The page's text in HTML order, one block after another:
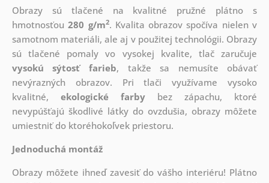
Obrazy sú tlačené na kvalitné pružné plátno s
hmotnosťou280 g/m2. Kvalita obrazov spočíva nielen v
samotnom materiáli, ale aj v použitej technológii. Obrazy
sú tlačené pomaly vo vysokej kvalite, tlač zaručuje
vysokú sýtosť farieb, takže sa nemusíte obávať
nevýrazných obrazov. Pri tlači využívame vysoko
kvalitné, ekologické farby bez zápachu, ktoré
nevypúšťajú škodlivé látky do ovzdušia, obrazy môžete
umiestniť do ktoréhokoľvek priestoru.
Jednoduchá montáž
Obrazy môžete ihneď zavesiť do vášho interiéru! Plátno